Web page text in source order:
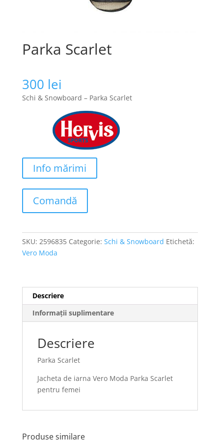
Parka Scarlet
300 lei
Schi & Snowboard – Parka Scarlet
Info mărimi
Comandă
SKU: 2596835 Categorie: Schi & Snowboard Etichetă:
Vero Moda
Descriere
Informații suplimentare
Descriere
Parka Scarlet
Jacheta de iarna Vero Moda Parka Scarlet
pentru femei
Produse similare